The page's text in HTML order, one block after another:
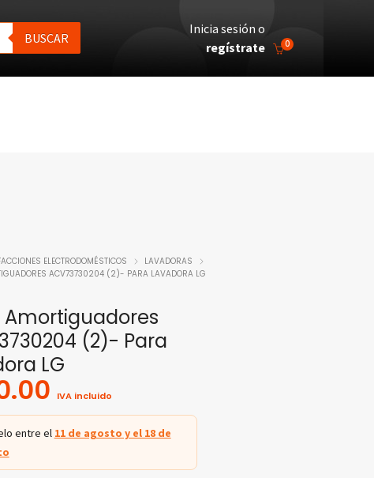
BUSCAR
Inicia sesión o
regístrate
0
ELECTRODOMÉSTICOS
LAVADORAS
ACV73730204 (2)- PARA LAVADORA LG
Amortiguadores
(2)- Para
LG
IVA incluido
entre el 11 de agosto y el 18 de